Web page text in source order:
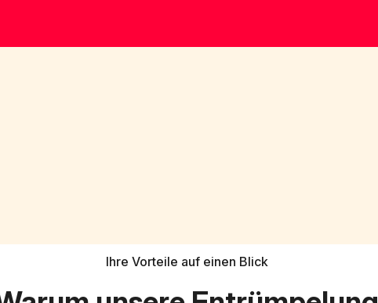
Ihre Vorteile auf einen Blick